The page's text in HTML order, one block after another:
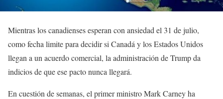
Mientras los canadienses esperan con ansiedad el 31 de julio,
como fecha limite para decidir si Canadá y los Estados Unidos
llegan a un acuerdo comercial, la administración de Trump da
indicios de que ese pacto nunca llegará.
En cuestión de semanas, el primer ministro Mark Carney ha